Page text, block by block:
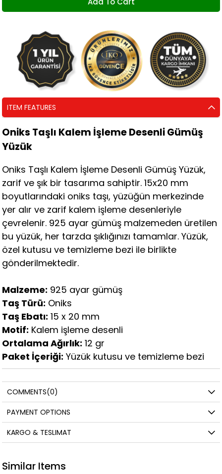
ITEM FEATURES
Oniks Taşlı Kalem İşleme Desenli Gümüş
Yüzük
Oniks Taşlı Kalem İşleme Desenli Gümüş Yüzük,
zarif ve şık bir tasarıma sahiptir. 15x20 mm
boyutlarındaki oniks taşı, yüzüğün merkezinde
yer alır ve zarif kalem işleme desenleriyle
çevrelenir. 925 ayar gümüş malzemeden üretilen
bu yüzük, her tarzda şıklığınızı tamamlar. Yüzük,
özel kutusu ve temizleme bezi ile birlikte
gönderilmektedir.
Malzeme: 925 ayar gümüş
Taş Türü: Oniks
Taş Ebatı: 15 x 20 mm
Motif: Kalem işleme desenli
Ortalama Ağırlık: 12 gr
Paket İçeriği: Yüzük kutusu ve temizleme bezi
COMMENTS(0)
PAYMENT OPTIONS
KARGO & TESLIMAT
Similar Items